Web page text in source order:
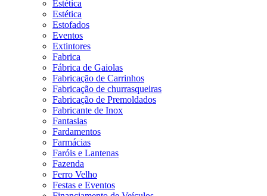
Estética
Estética
Estofados
Eventos
Extintores
Fabrica
Fábrica de Gaiolas
Fabricação de Carrinhos
Fabricação de churrasqueiras
Fabricação de Premoldados
Fabricante de Inox
Fantasias
Fardamentos
Farmácias
Faróis e Lantenas
Fazenda
Ferro Velho
Festas e Eventos